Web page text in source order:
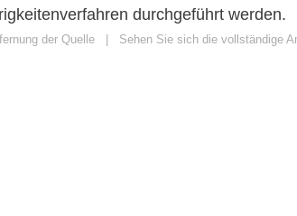
durchgeführt werden.
der Quelle Sehen Sie sich die vollständige